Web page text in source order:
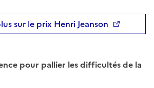
sur le prix Henri Jeanson
pour pallier les difficultés de la